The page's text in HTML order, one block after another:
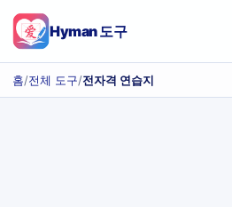
Hyman 도구
홈/전체 도구/전자격 연습지